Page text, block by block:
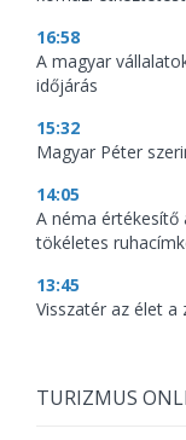
16:58
A magyar
időjárás
15:32
Magyar Péter
14:05
A néma értékesítő
tökéletes
13:45
Visszatér az élet a
TURIZMUS